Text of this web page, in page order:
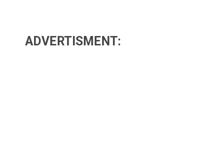
ADVERTISMENT: